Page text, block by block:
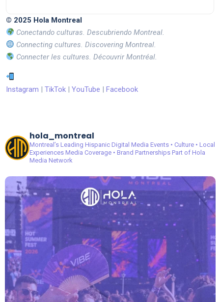
© 2025 Hola Montreal
Conectando culturas. Descubriendo Montreal.
Connecting cultures. Discovering Montreal.
Connecter les cultures. Découvrir Montréal.
Instagram | TikTok | YouTube | Facebook
hola_montreal
Montreal’s Leading Hispanic Digital Media Events • Culture • Local
ExperiencesMedia Coverage • Brand PartnershipsPart of Hola
Media Network